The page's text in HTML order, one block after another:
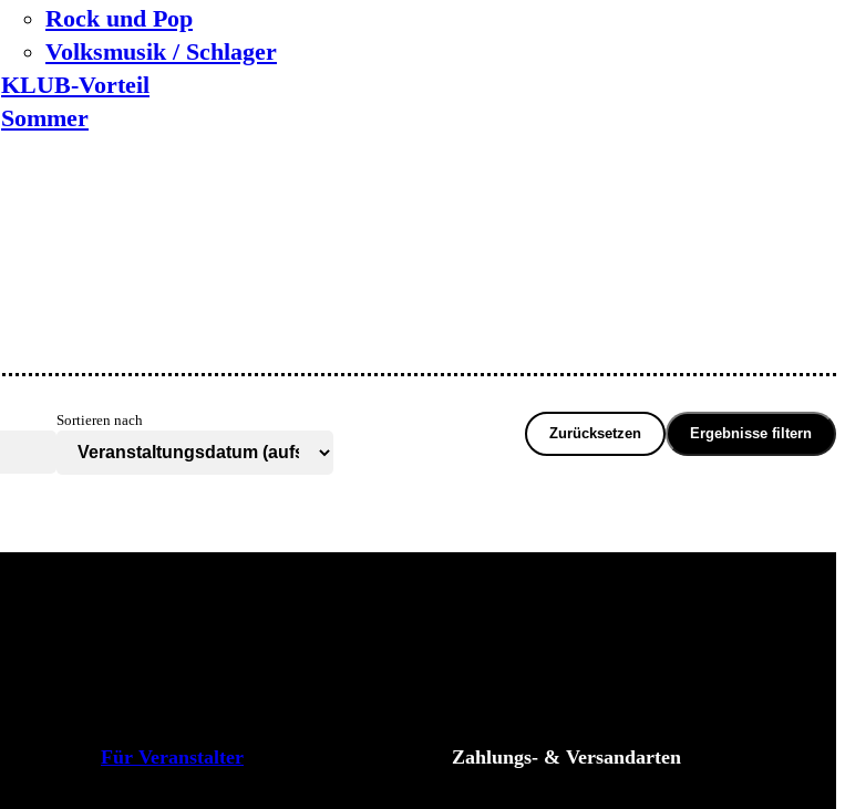
Rock und Pop
Volksmusik / Schlager
KLUB-Vorteil
Sommer
Sortieren nach
Zurücksetzen Ergebnisse filtern
Für Veranstalter Zahlungs- & Versandarten